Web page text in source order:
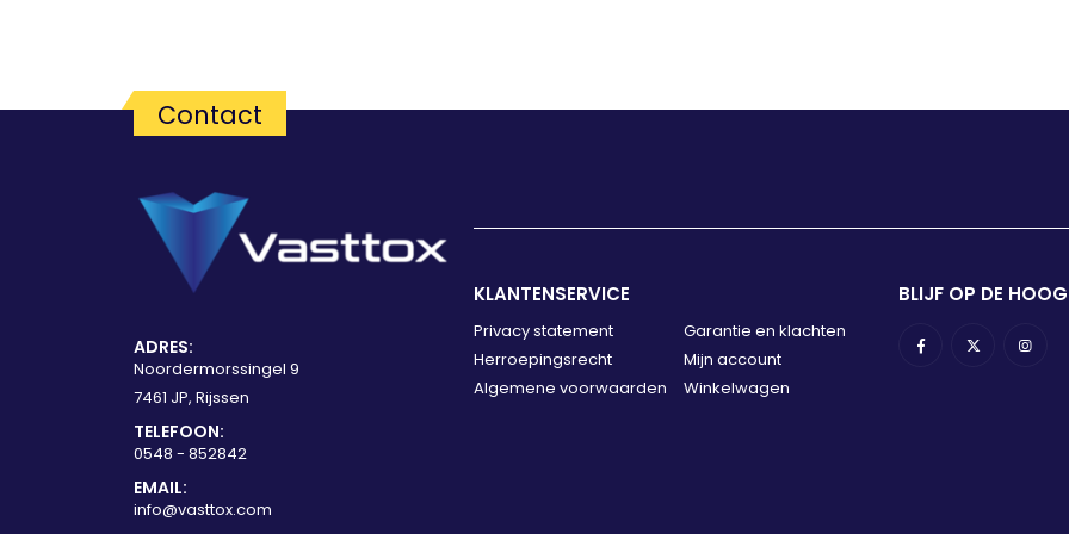
Contact
ADRES:
Noordermorssingel 9
7461 JP, Rijssen
TELEFOON:
0548 - 852842
EMAIL:
info@vasttox.com
KLANTENSERVICE
Privacy statement
Herroepingsrecht
Algemene voorwaarden
Garantie en klachten
Mijn account
Winkelwagen
BLIJF OP DE